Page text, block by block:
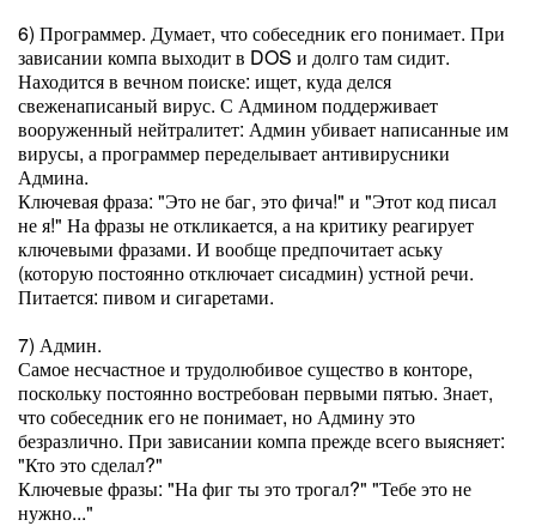
6) Программер. Думает, что собеседник его понимает. При
зависании компа выходит в DOS и долго там сидит.
Находится в вечном поиске: ищет, куда делся
свеженаписаный вирус. С Админом поддерживает
вооруженный нейтралитет: Админ убивает написанные им
вирусы, а программер переделывает антивирусники
Админа.
Ключевая фраза: "Это не баг, это фича!" и "Этот код писал
не я!" На фразы не откликается, а на критику реагирует
ключевыми фразами. И вообще предпочитает аську
(которую постоянно отключает сисадмин) устной речи.
Питается: пивом и сигаретами.
7) Админ.
Самое несчастное и трудолюбивое существо в конторе,
поскольку постоянно востребован первыми пятью. Знает,
что собеседник его не понимает, но Админу это
безразлично. При зависании компа прежде всего выясняет:
"Кто это сделал?"
Ключевые фразы: "На фиг ты это трогал?" "Тебе это не
нужно..."